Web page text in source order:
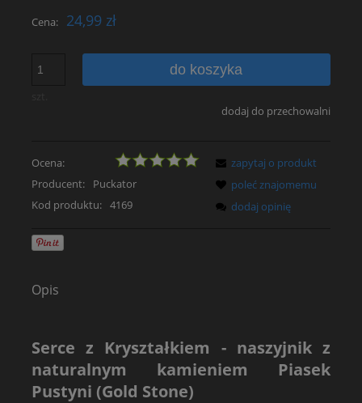
Cena: 24,99 zł
do koszyka
dodaj do przechowalni
Ocena:
Producent:
Puckator
Kod produktu: 4169
zapytaj o produkt
poleć znajomemu
dodaj opinię
Opis
Serce z Kryształkiem - naszyjnik z
naturalnym kamieniem Piasek
Pustyni (Gold Stone)